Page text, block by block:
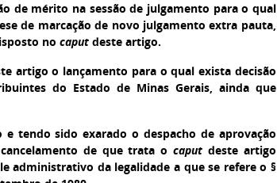
de mérito na sessão de julgamento para o qual
de marcação de novo julgamento extra pauta,
no caputdeste artigo.
artigo o lançamento para o qual exista decisão
do Estado de Minas Gerais, ainda que
tendo sido exarado o despacho de aprovação
de que trata ocaput deste artigo
administrativo da legalidade a que se refere o §